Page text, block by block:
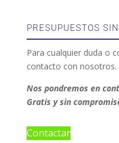
PRESUPUESTOS
Para cualquier duda o
contacto con nosotros.
Nos pondremos en
Gratis y sin
Contactar